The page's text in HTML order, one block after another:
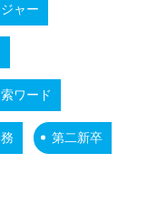
ャー
ワード
第二新卒